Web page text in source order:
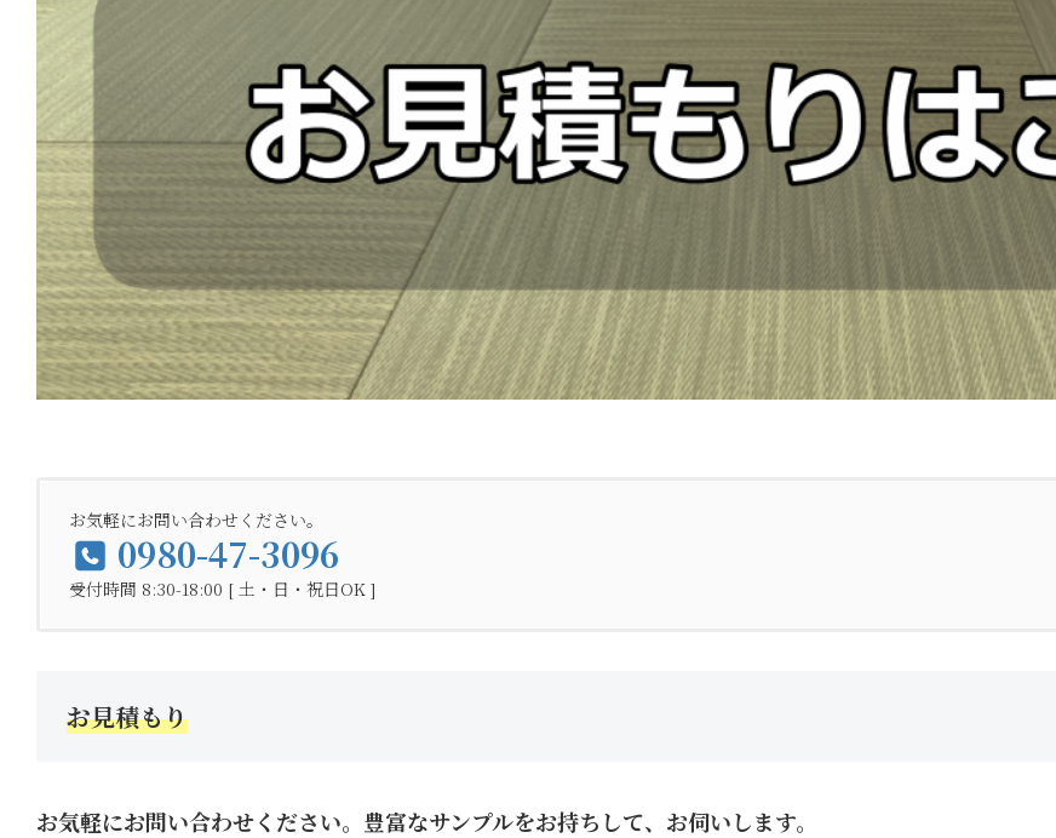
お気軽にお問い合わせください。
0980-47-3096
受付時間 8:30-18:00 [ 土・日・祝日OK ]
お見積もり
お気軽にお問い合わせください。豊富なサンプルをお持ちして、お伺いします。